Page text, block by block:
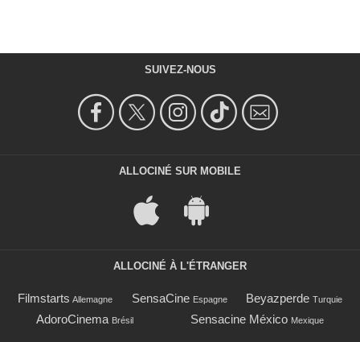
SUIVEZ-NOUS
ALLOCINÉ SUR MOBILE
ALLOCINÉ À L'ÉTRANGER
Filmstarts Allemagne SensaCine Espagne Beyazperde Turquie
AdoroCinema Brésil Sensacine México Mexique